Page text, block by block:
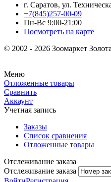
г. Саратов, ул.
+7(845)257-00-09
Пн-Вс 9:00-21:00
Посмотреть на карте
© 2002 - 2026 Зоомаркет
Меню
Отложенные товары
Сравнить
Аккаунт
Учетная запись
Заказы
Список сравнения
Отложенные товары
Отслеживание заказа
Отслеживание заказа